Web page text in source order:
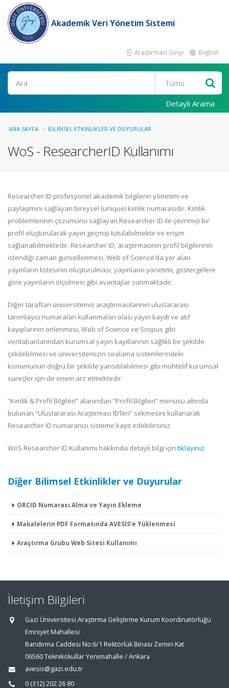
Akademik Veri Yönetim Sistemi
Araştırmacı Girişi English
Ara
Detaylı Arama
ANA SAYFA BILIMSEL ETKINLIKLER VE DUYURULAR
WoS - ResearcherID Kullanımı
Researcher ID profesyonel akademik bilgilerin yönetimi ve
paylaşımını sağlayan bireysel (unique) kimlik numarasıdır. Kimlik
problemlerinin çözümünü sağlayan Researcher ID ile çevrimiçi bir
profil oluşturularak yayın geçmişi tutulabilmekte ve erişim
sağlanabilmektedir. Researcher ID; araştırmacının profil bilgilerinin
istendiği zaman güncellenmesi, Web of Science’da yer alan
yayınların listesinin oluşturulması, yayınların yönetimi, göstergelere
göre yayınların ölçülmesi gibi avantajlar sunmaktadır.
Diğer taraftan üniversitemiz araştırmacılarının uluslararası
tanımlayıcı numaraları kullanmaları olası yayın kaydı ve atıf
kayıplarının önlenmesi, Web of Science ve Scopus gibi
veritabanlarından kurumsal yayın kayıtlarının sağlıklı bir şekilde
çekilebilmesi ve üniversitemizin sıralama sistemlerindeki
konumunun doğru bir şekilde yansıtılabilmesi gibi muhtelif kurumsal
süreçler için de önem arz etmektedir.
“Kimlik & Profil Bilgileri” alanından “Profil Bilgileri” menüsü altında
bulunan “Uluslararası Araştırmacı ID’leri” sekmesini kullanarak
Researcher ID numaranızı sisteme kayıt edebilirsiniz.
WoS Researcher ID Kullanımı hakkında detaylı bilgi için tıklayınız.
Diğer Bilimsel Etkinlikler ve Duyurular
ORCID Numarası Alma ve Yayın Ekleme
Makalelerin PDF Formatında AVESİS’e Yüklenmesi
Araştırma Grubu Web Sitesi Kullanımı
İletişim Bilgileri
Gazi Üniversitesi Araştırma Geliştirme Kurum Koordinatörlüğü
Emniyet Mahallesi
Bandırma Caddesi No:6/1 Rektörlük Binası Zemin Kat
06560 Teknikokullar Yenimahalle / Ankara
avesis@gazi.edu.tr
0 (312) 202 26 80